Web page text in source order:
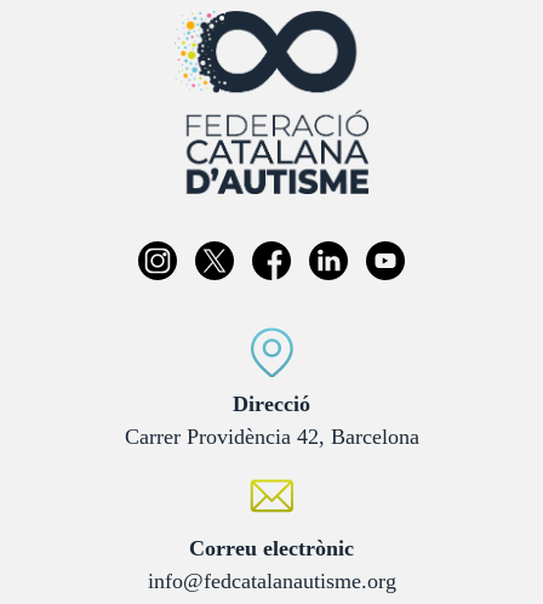
Direcció:
Carrer Providència 42, Barcelona
Correu electrònic:
info@fedcatalanautisme.org